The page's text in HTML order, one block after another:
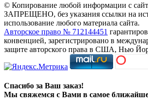
© Копирование любой информации с
ЗАПРЕЩЕНО, без указания ссылки на
использование любого материала сайта.
Авторское право № 712144451
конвенцией, зарегистрировано в
защите авторского права в США, Нью
Спасибо за Ваш заказ!
Мы свяжемся с Вами в самое